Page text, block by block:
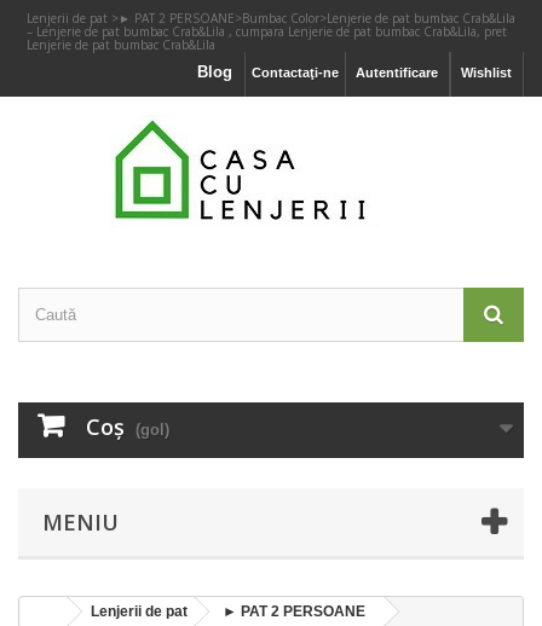
Lenjerii de pat > ► PAT 2 PERSOANE>Bumbac Color>Lenjerie de pat bumbac Crab&Lila
– Lenjerie de pat bumbac Crab&Lila , cumpara Lenjerie de pat bumbac Crab&Lila, pret
Lenjerie de pat bumbac Crab&Lila
Wishlist
Autentificare
Contactaţi-ne
Blog
Coş (gol)
MENIU
Lenjerii de pat
► PAT 2 PERSOANE